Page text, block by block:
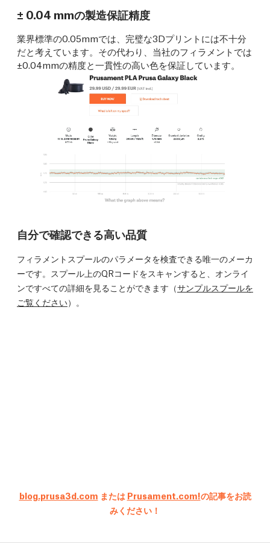
± 0.04 mmの製造保証精度
業界標準の0.05mmでは、完璧な3Dプリントには不十分
だと考えています。その代わり、当社のフィラメントでは
±0.04mmの精度と一貫性の高い色を保証しています。
自分で確認できる高い品質
フィラメントスプールのパラメータを検査できる唯一のメーカ
ーです。スプール上のQRコードをスキャンすると、オンライ
ンですべての詳細を見ることができます（サンプルスプールを
ご覧ください）。
blog.prusa3d.com または Prusament.com!の記事をお読
みください！